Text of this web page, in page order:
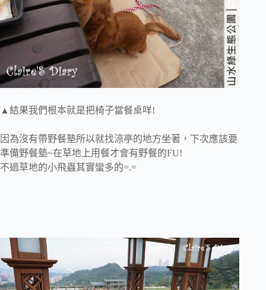
▲結果我們根本就是把椅子當餐桌咩!
因為沒有帶野餐墊所以就找涼亭的地方坐著，下次應該要
準備野餐墊~在草地上用餐才會有野餐的FU!
不過草地的小飛蟲其實蠻多的=.=